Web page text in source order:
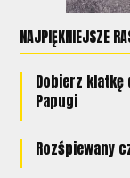
NAJPIĘKNIEJSZE
Dobierz klatkę
Papugi
Rozśpiewany